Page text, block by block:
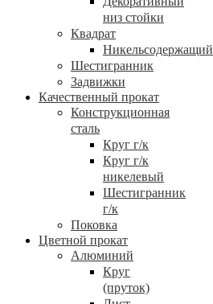
низ стойки
Квадрат
Никельсодержащий
Шестигранник
Задвижки
Качественный прокат
Конструкционная
сталь
Круг г/к
Круг г/к
никелевый
Шестигранник
г/к
Поковка
Цветной прокат
Алюминий
Круг
(пруток)